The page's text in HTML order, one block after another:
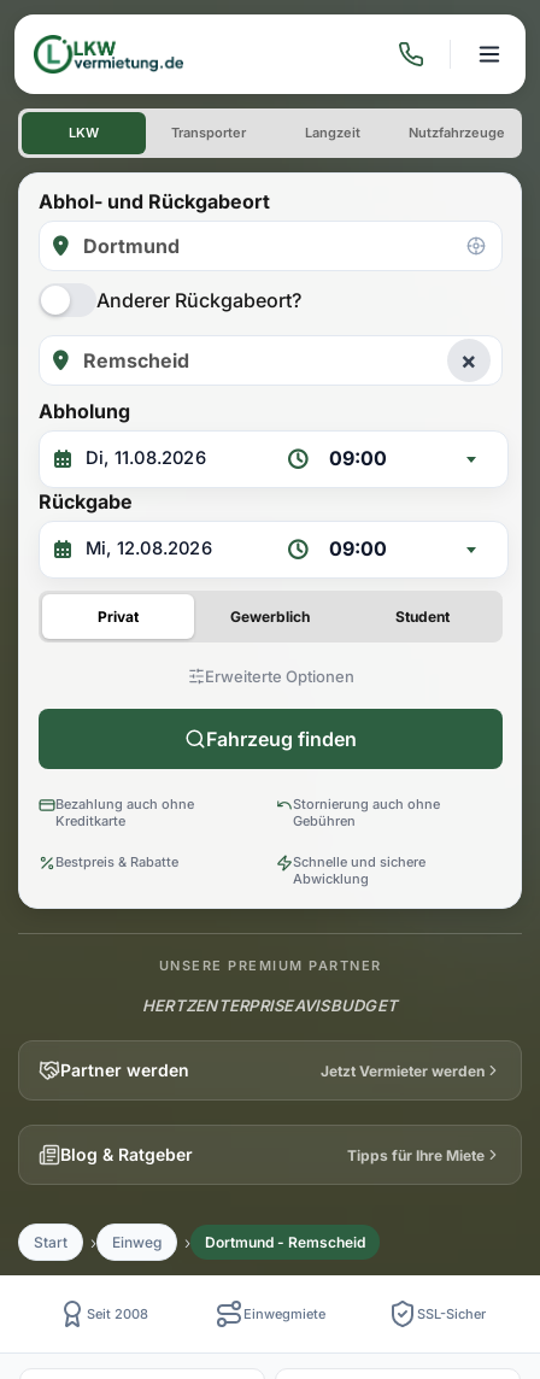
LKW mieten: Einwegmiete
LKW Transporter Langzeit Nutzfahrzeuge
Abhol- und Rückgabeort
Anderer Rückgabeort?
×
Abholung
09:00
Rückgabe
09:00
Privat Gewerblich Student
Erweiterte Optionen
Fahrzeug finden
Bezahlung auch ohne
Kreditkarte
Stornierung auch ohne
Gebühren
Bestpreis & Rabatte
Schnelle und sichere
Abwicklung
UNSERE PREMIUM PARTNER
HERTZENTERPRISEAVISBUDGET
Partner werden Jetzt Vermieter werden
Blog & Ratgeber Tipps für Ihre Miete
Start Einweg Dortmund - Remscheid
Seit 2008 Einwegmiete SSL-Sicher